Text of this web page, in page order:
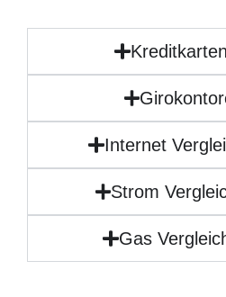
Internet
Strom
Gas